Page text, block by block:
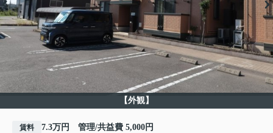
【外観】
賃料 7.3万円 管理/共益費 5,000円